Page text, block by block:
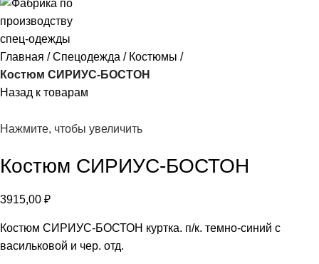
Главная Спецодежда
Костюмы
Костюм СИРИУС-БОСТОН
Назад к товарам
Нажмите, чтобы увеличить
Костюм СИРИУС-БОСТОН
3915,00 ₽
Костюм СИРИУС-БОСТОН куртка. п/к. темно-синий с
васильковой и чер. отд.